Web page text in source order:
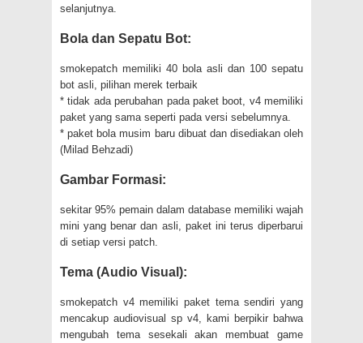
selanjutnya.
Bola dan Sepatu Bot:
smokepatch memiliki 40 bola asli dan 100 sepatu
bot asli, pilihan merek terbaik
* tidak ada perubahan pada paket boot, v4 memiliki
paket yang sama seperti pada versi sebelumnya.
* paket bola musim baru dibuat dan disediakan oleh
(Milad Behzadi)
Gambar Formasi:
sekitar 95% pemain dalam database memiliki wajah
mini yang benar dan asli, paket ini terus diperbarui
di setiap versi patch.
Tema (Audio Visual):
smokepatch v4 memiliki paket tema sendiri yang
mencakup audiovisual sp v4, kami berpikir bahwa
mengubah tema sesekali akan membuat game